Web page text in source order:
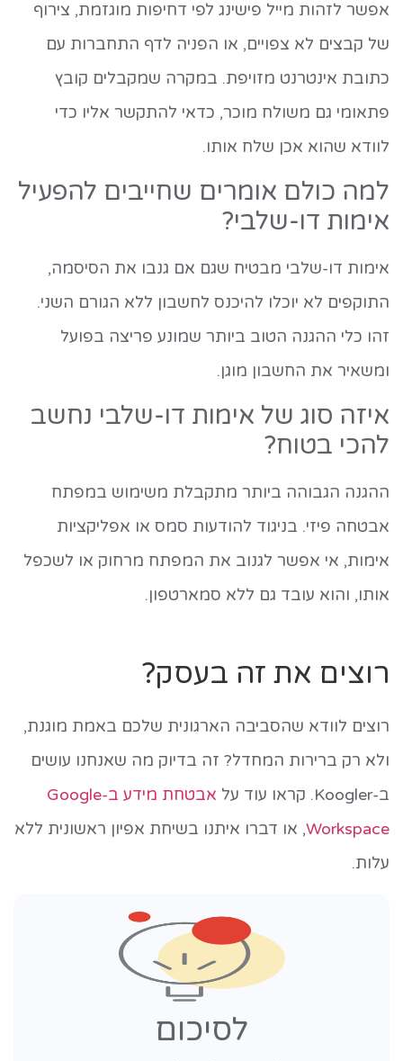
אפשר לזהות מייל פישינג לפי דחיפות מוגזמת, צירוף
של קבצים לא צפויים, או הפניה לדף התחברות עם
כתובת אינטרנט מזויפת. במקרה שמקבלים קובץ
פתאומי גם משולח מוכר, כדאי להתקשר אליו כדי
לוודא שהוא אכן שלח אותו.
למה כולם אומרים שחייבים להפעיל
אימות דו-שלבי?
אימות דו-שלבי מבטיח שגם אם גנבו את הסיסמה,
התוקפים לא יוכלו להיכנס לחשבון ללא הגורם השני.
זהו כלי ההגנה הטוב ביותר שמונע פריצה בפועל
ומשאיר את החשבון מוגן.
איזה סוג של אימות דו-שלבי נחשב
להכי בטוח?
ההגנה הגבוהה ביותר מתקבלת משימוש במפתח
אבטחה פיזי. בניגוד להודעות סמס או אפליקציות
אימות, אי אפשר לגנוב את המפתח מרחוק או לשכפל
אותו, והוא עובד גם ללא סמארטפון.
רוצים את זה בעסק?
רוצים לוודא שהסביבה הארגונית שלכם באמת מוגנת,
ולא רק ברירות המחדל? זה בדיוק מה שאנחנו עושים
ב-Koogler. קראו עוד על
אבטחת מידע ב-Google
Workspace, או דברו איתנו בשיחת אפיון ראשונית ללא
עלות.
לסיכום